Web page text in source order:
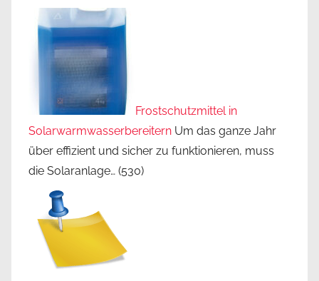
Frostschutzmittel in
Solarwarmwasserbereitern Um das ganze Jahr
über effizient und sicher zu funktionieren, muss
die Solaranlage… (530)